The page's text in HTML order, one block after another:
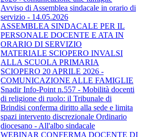
Avviso di Assemblea sindacale in orario di
servizio - 14.05.2026
ASSEMBLEA SINDACALE PER IL
PERSONALE DOCENTE E ATA IN
ORARIO DI SERVIZIO
MATERIALE SCIOPERO INVALSI
ALLA SCUOLA PRIMARIA
SCIOPERO 20 APRILE 2026 -
COMUNICAZIONE ALLE FAMIGLIE
Snadir Info-Point n.557 - Mobilità docenti
di religione di ruolo: il Tribunale di
Brindisi conferma diritto alla sede e limita
spazi intervento discrezionale Ordinario
diocesano - All'albo sindacale
WEBINAR CONFERMA DOCENTE DI